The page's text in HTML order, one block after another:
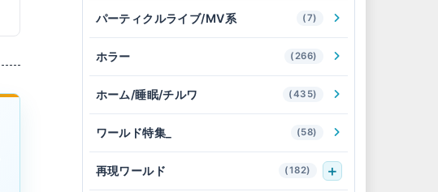
パーティクルライブ/MV系 (7)
ホラー (266)
ホーム/睡眠/チルワ (435)
ワールド特集_ (58)
再現ワールド (182)